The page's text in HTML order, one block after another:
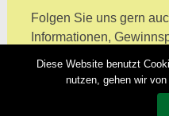
Folgen Sie uns gern
Informationen,
Diese Website benutzt
nutzen, gehen wir